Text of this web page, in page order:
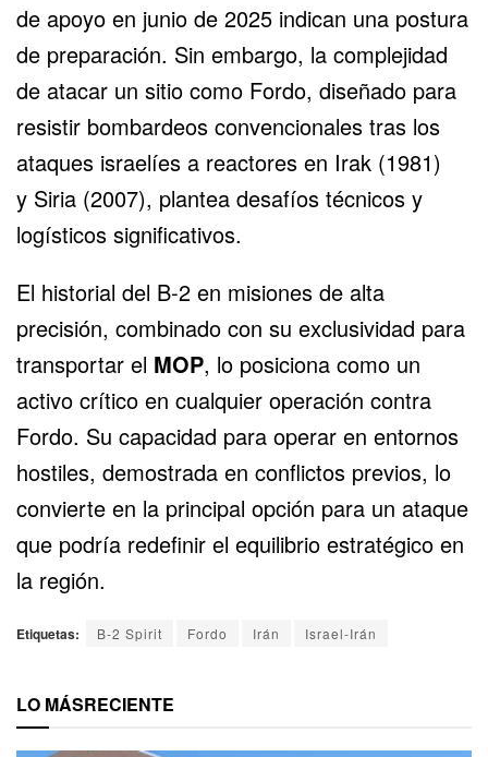
de apoyo en junio de 2025 indican una postura
de preparación. Sin embargo, la complejidad
de atacar un sitio como Fordo, diseñado para
resistir bombardeos convencionales tras los
ataques israelíes a reactores en Irak (1981)
y Siria (2007), plantea desafíos técnicos y
logísticos significativos.
El historial del B-2 en misiones de alta
precisión, combinado con su exclusividad para
transportar el MOP, lo posiciona como un
activo crítico en cualquier operación contra
Fordo. Su capacidad para operar en entornos
hostiles, demostrada en conflictos previos, lo
convierte en la principal opción para un ataque
que podría redefinir el equilibrio estratégico en
la región.
Etiquetas: B-2 Spirit Fordo Irán Israel-Irán
LO MÁSRECIENTE